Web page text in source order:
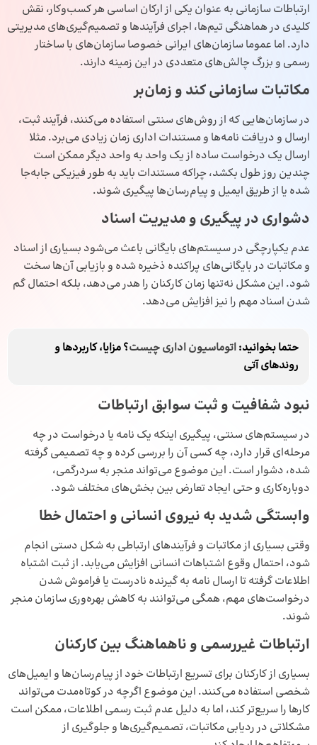
ارتباطات سازمانی به ‌عنوان یکی از ارکان اساسی هر کسب‌وکار، نقش
کلیدی در هماهنگی تیم‌ها، اجرای فرآیندها و تصمیم‌گیری‌های مدیریتی
دارد. اما عموما سازمان‌های ایرانی خصوصا سازمان‌های با ساختار
رسمی و بزرگ چالش‌های متعددی در این زمینه دارند.
مکاتبات سازمانی کند و زمان‌بر
در سازمان‌هایی که از روش‌های سنتی استفاده می‌کنند، فرآیند ثبت،
ارسال و دریافت نامه‌ها و مستندات اداری زمان زیادی می‌برد. مثلا
ارسال یک درخواست ساده از یک واحد به واحد دیگر ممکن است
چندین روز طول بکشد، چراکه مستندات باید به طور فیزیکی جابه‌جا
شده یا از طریق ایمیل و پیام‌رسان‌ها پیگیری شوند.
دشواری در پیگیری و مدیریت اسناد
عدم یکپارچگی در سیستم‌های بایگانی باعث می‌شود بسیاری از اسناد
و مکاتبات در بایگانی‌های پراکنده ذخیره شده و بازیابی آن‌ها سخت
شود. این مشکل نه‌تنها زمان کارکنان را هدر می‌دهد، بلکه احتمال گم
شدن اسناد مهم را نیز افزایش می‌دهد.
حتما بخوانید:اتوماسیون اداری چیست؟ مزایا، کاربردها و
روندهای آتی
نبود شفافیت و ثبت سوابق ارتباطات
در سیستم‌های سنتی، پیگیری اینکه یک نامه یا درخواست در چه
مرحله‌ای قرار دارد، چه کسی آن را بررسی کرده و چه تصمیمی گرفته
شده، دشوار است. این موضوع می‌تواند منجر به سردرگمی،
دوباره‌کاری و حتی ایجاد تعارض بین بخش‌های مختلف شود.
وابستگی شدید به نیروی انسانی و احتمال خطا
وقتی بسیاری از مکاتبات و فرآیندهای ارتباطی به شکل دستی انجام
شود، احتمال وقوع اشتباهات انسانی افزایش می‌یابد. از ثبت اشتباه
اطلاعات گرفته تا ارسال نامه به گیرنده نادرست یا فراموش شدن
درخواست‌های مهم، همگی می‌توانند به کاهش بهره‌وری سازمان منجر
شوند.
ارتباطات غیررسمی و ناهماهنگ بین کارکنان
بسیاری از کارکنان برای تسریع ارتباطات خود از پیام‌رسان‌ها و ایمیل‌های
شخصی استفاده می‌کنند. این موضوع اگرچه در کوتاه‌مدت می‌تواند
کارها را سریع‌تر کند، اما به دلیل عدم ثبت رسمی اطلاعات، ممکن است
مشکلاتی در ردیابی مکاتبات، تصمیم‌گیری‌ها و جلوگیری از